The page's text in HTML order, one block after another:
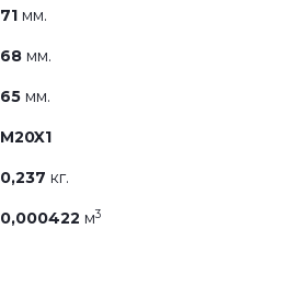
71 мм.
68 мм.
65 мм.
M20X1
0,237 кг.
0,000422 м3